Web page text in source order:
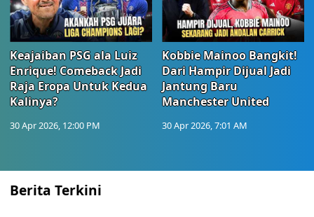
Keajaiban PSG ala Luiz
Enrique! Comeback Jadi
Raja Eropa Untuk Kedua
Kalinya?
30 Apr 2026, 12:00 PM
Kobbie Mainoo Bangkit!
Dari Hampir Dijual Jadi
Jantung Baru
Manchester United
30 Apr 2026, 7:01 AM
Berita Terkini